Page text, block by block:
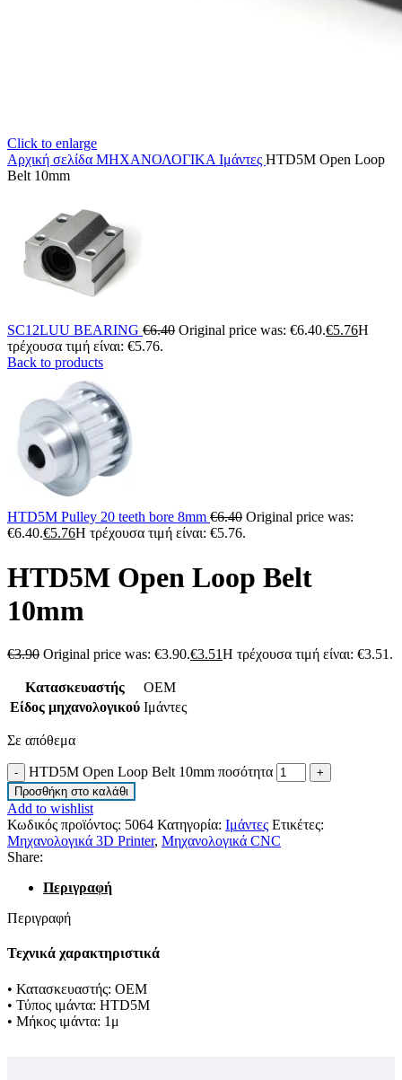
Click to enlarge
Αρχική σελίδα ΜΗΧΑΝΟΛΟΓΙΚΑ Ιμάντες HTD5M Open Loop
Belt 10mm
SC12LUU BEARING €6.40 Original price was: €6.40.€5.76Η
τρέχουσα τιμή είναι: €5.76.
Back to products
HTD5M Pulley 20 teeth bore 8mm €6.40 Original price was:
€6.40.€5.76Η τρέχουσα τιμή είναι: €5.76.
HTD5M Open Loop Belt
10mm
€3.90 Original price was: €3.90.€3.51Η τρέχουσα τιμή είναι: €3.51.
Κατασκευαστής
OEM
Είδος μηχανολογικού Ιμάντες
Σε απόθεμα
HTD5M Open Loop Belt 10mm ποσότητα
Προσθήκη στο καλάθι
Add to wishlist
Κωδικός προϊόντος: 5064 Κατηγορία: Ιμάντες Ετικέτες:
Μηχανολογικά 3D Printer, Μηχανολογικά CNC
Share:
Περιγραφή
Περιγραφή
Τεχνικά χαρακτηριστικά
• Κατασκευαστής: ΟΕΜ
• Τύπος ιμάντα: HTD5M
• Μήκος ιμάντα: 1μ